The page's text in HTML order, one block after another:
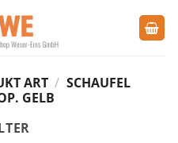
ART / SCHAUFEL
GELB